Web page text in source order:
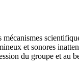
et sonores
du groupe et au